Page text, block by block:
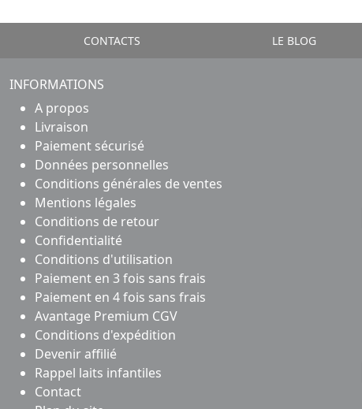
CONTACTS LE BLOG
INFORMATIONS
A propos
Livraison
Paiement sécurisé
Données personnelles
Conditions générales de ventes
Mentions légales
Conditions de retour
Confidentialité
Conditions d'utilisation
Paiement en 3 fois sans frais
Paiement en 4 fois sans frais
Avantage Premium CGV
Conditions d'expédition
Devenir affilié
Rappel laits infantiles
Contact